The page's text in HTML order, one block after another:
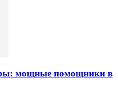
мощные помощники в